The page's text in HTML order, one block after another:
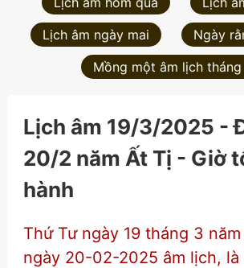
Lịch âm ngày mai
Ngày
Mồng một âm lịch tháng
Lịch âm 19/3/2025 -
20/2 năm Ất Tị - Giờ
hành
Thứ Tư ngày 19 tháng 3
ngày 20-02-2025 âm lịch, là